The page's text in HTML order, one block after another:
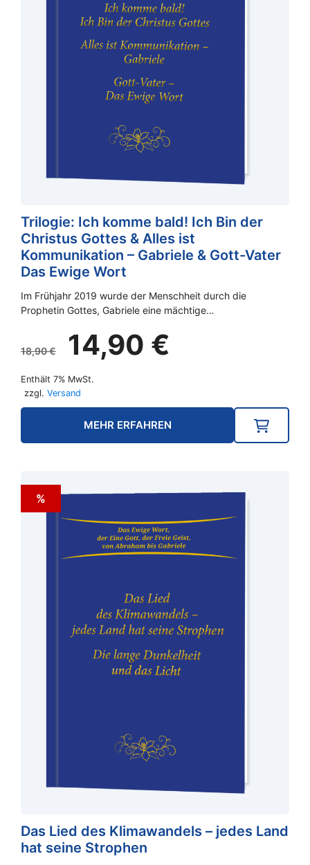
Trilogie: Ich komme bald! Ich Bin der
Christus Gottes & Alles ist
Kommunikation – Gabriele & Gott-Vater
Das Ewige Wort
Im Frühjahr 2019 wurde der Menschheit durch die
Prophetin Gottes, Gabriele eine mächtige…
18,90€
Ursprünglicher
Preis
war:
18,90 €
14,90 €
Enthält 7% MwSt.
zzgl. Versand
MEHR ERFAHREN
%
Das Lied des Klimawandels – jedes Land
hat seine Strophen